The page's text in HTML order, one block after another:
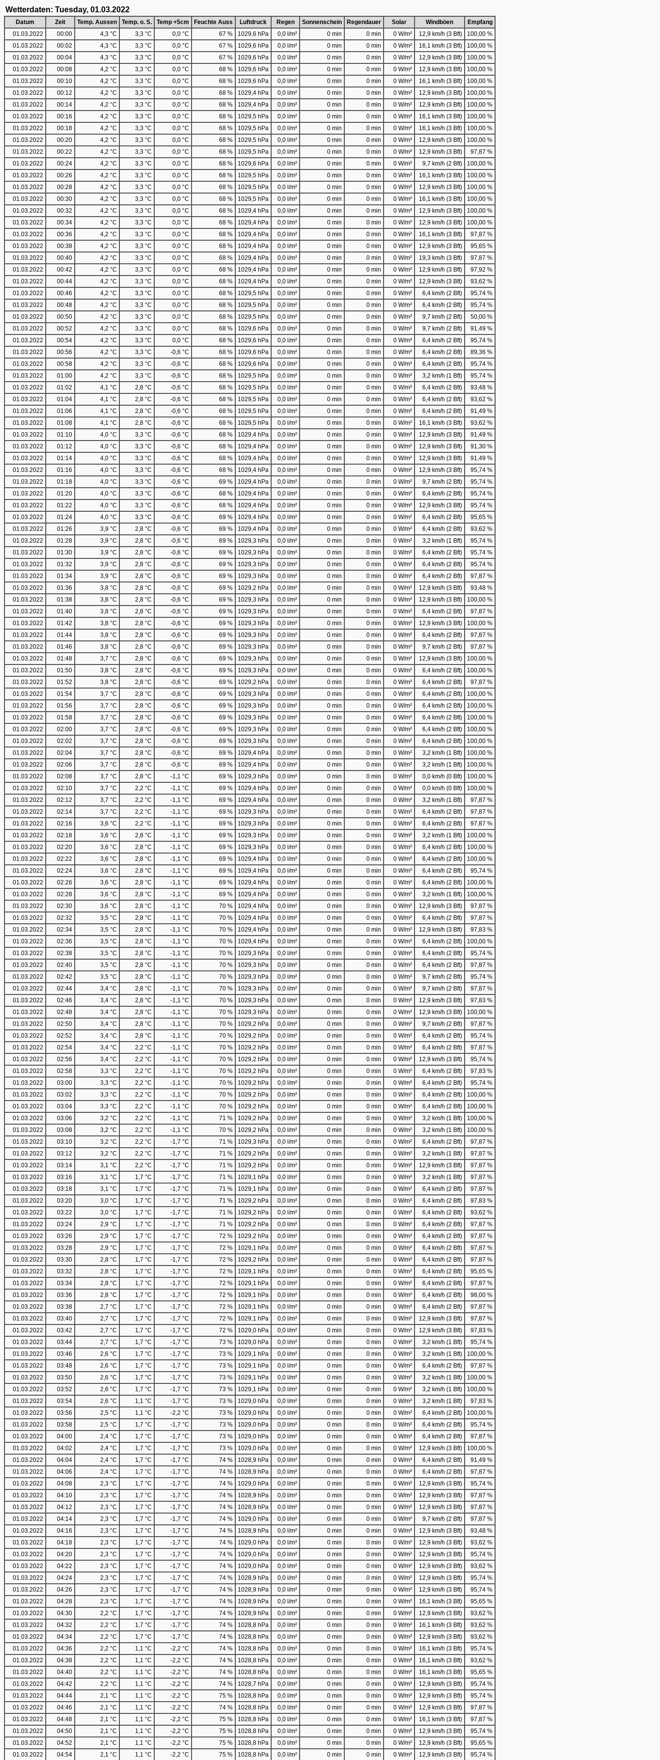
Wetterdaten: Tuesday, 01.03.2022
Datum Zeit Temp. Aussen Temp. o. S. Temp +5cm Feuchte Auss Luftdruck Regen Sonnenschein Regendauer Solar Windböen
Empfang
01.03.2022
00:00 4,3 °C 3,3 °C 0,0 °C 67 % 1029,6 hPa 0,0 l/m² 0 min 0 min 0 W/m² 12,9 km/h (3 Bft)
100,00 %
01.03.2022
00:02 4,3 °C 3,3 °C 0,0 °C 67 % 1029,6 hPa 0,0 l/m² 0 min 0 min 0 W/m² 16,1 km/h (3 Bft)
100,00 %
01.03.2022
00:04 4,3 °C 3,3 °C 0,0 °C 67 % 1029,6 hPa 0,0 l/m² 0 min 0 min 0 W/m² 12,9 km/h (3 Bft)
100,00 %
01.03.2022
00:08 4,2 °C 3,3 °C 0,0 °C 68 % 1029,6 hPa 0,0 l/m² 0 min 0 min 0 W/m² 12,9 km/h (3 Bft)
100,00 %
01.03.2022
00:10 4,2 °C 3,3 °C 0,0 °C 68 % 1029,6 hPa 0,0 l/m² 0 min 0 min 0 W/m² 16,1 km/h (3 Bft)
100,00 %
01.03.2022
00:12 4,2 °C 3,3 °C 0,0 °C 68 % 1029,4 hPa 0,0 l/m² 0 min 0 min 0 W/m² 12,9 km/h (3 Bft)
100,00 %
01.03.2022
00:14 4,2 °C 3,3 °C 0,0 °C 68 % 1029,4 hPa 0,0 l/m² 0 min 0 min 0 W/m² 12,9 km/h (3 Bft)
100,00 %
01.03.2022
00:16 4,2 °C 3,3 °C 0,0 °C 68 % 1029,5 hPa 0,0 l/m² 0 min 0 min 0 W/m² 16,1 km/h (3 Bft)
100,00 %
01.03.2022
00:18 4,2 °C 3,3 °C 0,0 °C 68 % 1029,5 hPa 0,0 l/m² 0 min 0 min 0 W/m² 16,1 km/h (3 Bft)
100,00 %
01.03.2022
00:20 4,2 °C 3,3 °C 0,0 °C 68 % 1029,5 hPa 0,0 l/m² 0 min 0 min 0 W/m² 12,9 km/h (3 Bft)
100,00 %
01.03.2022
00:22 4,2 °C 3,3 °C 0,0 °C 68 % 1029,5 hPa 0,0 l/m² 0 min 0 min 0 W/m² 12,9 km/h (3 Bft)
97,87 %
01.03.2022
00:24 4,2 °C 3,3 °C 0,0 °C 68 % 1029,6 hPa 0,0 l/m² 0 min 0 min 0 W/m² 9,7 km/h (2 Bft)
100,00 %
01.03.2022
00:26 4,2 °C 3,3 °C 0,0 °C 68 % 1029,5 hPa 0,0 l/m² 0 min 0 min 0 W/m² 16,1 km/h (3 Bft)
100,00 %
01.03.2022
00:28 4,2 °C 3,3 °C 0,0 °C 68 % 1029,5 hPa 0,0 l/m² 0 min 0 min 0 W/m² 12,9 km/h (3 Bft)
100,00 %
01.03.2022
00:30 4,2 °C 3,3 °C 0,0 °C 68 % 1029,5 hPa 0,0 l/m² 0 min 0 min 0 W/m² 16,1 km/h (3 Bft)
100,00 %
01.03.2022
00:32 4,2 °C 3,3 °C 0,0 °C 68 % 1029,4 hPa 0,0 l/m² 0 min 0 min 0 W/m² 12,9 km/h (3 Bft)
100,00 %
01.03.2022
00:34 4,2 °C 3,3 °C 0,0 °C 68 % 1029,4 hPa 0,0 l/m² 0 min 0 min 0 W/m² 12,9 km/h (3 Bft)
100,00 %
01.03.2022
00:36 4,2 °C 3,3 °C 0,0 °C 68 % 1029,4 hPa 0,0 l/m² 0 min 0 min 0 W/m² 16,1 km/h (3 Bft)
97,87 %
01.03.2022
00:38 4,2 °C 3,3 °C 0,0 °C 68 % 1029,4 hPa 0,0 l/m² 0 min 0 min 0 W/m² 12,9 km/h (3 Bft)
95,65 %
01.03.2022
00:40 4,2 °C 3,3 °C 0,0 °C 68 % 1029,4 hPa 0,0 l/m² 0 min 0 min 0 W/m² 19,3 km/h (3 Bft)
97,87 %
01.03.2022
00:42 4,2 °C 3,3 °C 0,0 °C 68 % 1029,4 hPa 0,0 l/m² 0 min 0 min 0 W/m² 12,9 km/h (3 Bft)
97,92 %
01.03.2022
00:44 4,2 °C 3,3 °C 0,0 °C 68 % 1029,4 hPa 0,0 l/m² 0 min 0 min 0 W/m² 12,9 km/h (3 Bft)
93,62 %
01.03.2022
00:46 4,2 °C 3,3 °C 0,0 °C 68 % 1029,5 hPa 0,0 l/m² 0 min 0 min 0 W/m² 6,4 km/h (2 Bft)
95,74 %
01.03.2022
00:48 4,2 °C 3,3 °C 0,0 °C 68 % 1029,5 hPa 0,0 l/m² 0 min 0 min 0 W/m² 6,4 km/h (2 Bft)
95,74 %
01.03.2022
00:50 4,2 °C 3,3 °C 0,0 °C 68 % 1029,5 hPa 0,0 l/m² 0 min 0 min 0 W/m² 9,7 km/h (2 Bft)
50,00 %
01.03.2022
00:52 4,2 °C 3,3 °C 0,0 °C 68 % 1029,6 hPa 0,0 l/m² 0 min 0 min 0 W/m² 9,7 km/h (2 Bft)
91,49 %
01.03.2022
00:54 4,2 °C 3,3 °C 0,0 °C 68 % 1029,6 hPa 0,0 l/m² 0 min 0 min 0 W/m² 6,4 km/h (2 Bft)
95,74 %
01.03.2022
00:56 4,2 °C 3,3 °C -0,6 °C 68 % 1029,6 hPa 0,0 l/m² 0 min 0 min 0 W/m² 6,4 km/h (2 Bft)
89,36 %
01.03.2022
00:58 4,2 °C 3,3 °C -0,6 °C 68 % 1029,6 hPa 0,0 l/m² 0 min 0 min 0 W/m² 6,4 km/h (2 Bft)
95,74 %
01.03.2022
01:00 4,2 °C 3,3 °C -0,6 °C 68 % 1029,5 hPa 0,0 l/m² 0 min 0 min 0 W/m² 3,2 km/h (1 Bft)
95,74 %
01.03.2022
01:02 4,1 °C 2,8 °C -0,6 °C 68 % 1029,5 hPa 0,0 l/m² 0 min 0 min 0 W/m² 6,4 km/h (2 Bft)
93,48 %
01.03.2022
01:04 4,1 °C 2,8 °C -0,6 °C 68 % 1029,5 hPa 0,0 l/m² 0 min 0 min 0 W/m² 6,4 km/h (2 Bft)
93,62 %
01.03.2022
01:06 4,1 °C 2,8 °C -0,6 °C 68 % 1029,5 hPa 0,0 l/m² 0 min 0 min 0 W/m² 6,4 km/h (2 Bft)
91,49 %
01.03.2022
01:08 4,1 °C 2,8 °C -0,6 °C 68 % 1029,5 hPa 0,0 l/m² 0 min 0 min 0 W/m² 16,1 km/h (3 Bft)
93,62 %
01.03.2022
01:10 4,0 °C 3,3 °C -0,6 °C 68 % 1029,4 hPa 0,0 l/m² 0 min 0 min 0 W/m² 12,9 km/h (3 Bft)
91,49 %
01.03.2022
01:12 4,0 °C 3,3 °C -0,6 °C 68 % 1029,4 hPa 0,0 l/m² 0 min 0 min 0 W/m² 12,9 km/h (3 Bft)
91,30 %
01.03.2022
01:14 4,0 °C 3,3 °C -0,6 °C 68 % 1029,4 hPa 0,0 l/m² 0 min 0 min 0 W/m² 12,9 km/h (3 Bft)
91,49 %
01.03.2022
01:16 4,0 °C 3,3 °C -0,6 °C 68 % 1029,4 hPa 0,0 l/m² 0 min 0 min 0 W/m² 12,9 km/h (3 Bft)
95,74 %
01.03.2022
01:18 4,0 °C 3,3 °C -0,6 °C 69 % 1029,4 hPa 0,0 l/m² 0 min 0 min 0 W/m² 9,7 km/h (2 Bft)
95,74 %
01.03.2022
01:20 4,0 °C 3,3 °C -0,6 °C 68 % 1029,4 hPa 0,0 l/m² 0 min 0 min 0 W/m² 6,4 km/h (2 Bft)
95,74 %
01.03.2022
01:22 4,0 °C 3,3 °C -0,6 °C 68 % 1029,4 hPa 0,0 l/m² 0 min 0 min 0 W/m² 12,9 km/h (3 Bft)
95,74 %
01.03.2022
01:24 4,0 °C 3,3 °C -0,6 °C 69 % 1029,4 hPa 0,0 l/m² 0 min 0 min 0 W/m² 6,4 km/h (2 Bft)
95,65 %
01.03.2022
01:26 3,9 °C 2,8 °C -0,6 °C 69 % 1029,4 hPa 0,0 l/m² 0 min 0 min 0 W/m² 6,4 km/h (2 Bft)
93,62 %
01.03.2022
01:28 3,9 °C 2,8 °C -0,6 °C 69 % 1029,3 hPa 0,0 l/m² 0 min 0 min 0 W/m² 3,2 km/h (1 Bft)
95,74 %
01.03.2022
01:30 3,9 °C 2,8 °C -0,6 °C 69 % 1029,3 hPa 0,0 l/m² 0 min 0 min 0 W/m² 6,4 km/h (2 Bft)
95,74 %
01.03.2022
01:32 3,9 °C 2,8 °C -0,6 °C 69 % 1029,3 hPa 0,0 l/m² 0 min 0 min 0 W/m² 6,4 km/h (2 Bft)
95,74 %
01.03.2022
01:34 3,9 °C 2,8 °C -0,6 °C 69 % 1029,3 hPa 0,0 l/m² 0 min 0 min 0 W/m² 6,4 km/h (2 Bft)
97,87 %
01.03.2022
01:36 3,8 °C 2,8 °C -0,6 °C 69 % 1029,2 hPa 0,0 l/m² 0 min 0 min 0 W/m² 12,9 km/h (3 Bft)
93,48 %
01.03.2022
01:38 3,8 °C 2,8 °C -0,6 °C 69 % 1029,3 hPa 0,0 l/m² 0 min 0 min 0 W/m² 12,9 km/h (3 Bft)
100,00 %
01.03.2022
01:40 3,8 °C 2,8 °C -0,6 °C 69 % 1029,3 hPa 0,0 l/m² 0 min 0 min 0 W/m² 6,4 km/h (2 Bft)
97,87 %
01.03.2022
01:42 3,8 °C 2,8 °C -0,6 °C 69 % 1029,3 hPa 0,0 l/m² 0 min 0 min 0 W/m² 12,9 km/h (3 Bft)
100,00 %
01.03.2022
01:44 3,8 °C 2,8 °C -0,6 °C 69 % 1029,3 hPa 0,0 l/m² 0 min 0 min 0 W/m² 6,4 km/h (2 Bft)
97,87 %
01.03.2022
01:46 3,8 °C 2,8 °C -0,6 °C 69 % 1029,3 hPa 0,0 l/m² 0 min 0 min 0 W/m² 9,7 km/h (2 Bft)
97,87 %
01.03.2022
01:48 3,7 °C 2,8 °C -0,6 °C 69 % 1029,3 hPa 0,0 l/m² 0 min 0 min 0 W/m² 12,9 km/h (3 Bft)
100,00 %
01.03.2022
01:50 3,8 °C 2,8 °C -0,6 °C 69 % 1029,3 hPa 0,0 l/m² 0 min 0 min 0 W/m² 6,4 km/h (2 Bft)
100,00 %
01.03.2022
01:52 3,8 °C 2,8 °C -0,6 °C 69 % 1029,2 hPa 0,0 l/m² 0 min 0 min 0 W/m² 6,4 km/h (2 Bft)
97,87 %
01.03.2022
01:54 3,7 °C 2,8 °C -0,6 °C 69 % 1029,3 hPa 0,0 l/m² 0 min 0 min 0 W/m² 6,4 km/h (2 Bft)
100,00 %
01.03.2022
01:56 3,7 °C 2,8 °C -0,6 °C 69 % 1029,3 hPa 0,0 l/m² 0 min 0 min 0 W/m² 6,4 km/h (2 Bft)
100,00 %
01.03.2022
01:58 3,7 °C 2,8 °C -0,6 °C 69 % 1029,3 hPa 0,0 l/m² 0 min 0 min 0 W/m² 6,4 km/h (2 Bft)
100,00 %
01.03.2022
02:00 3,7 °C 2,8 °C -0,6 °C 69 % 1029,3 hPa 0,0 l/m² 0 min 0 min 0 W/m² 6,4 km/h (2 Bft)
100,00 %
01.03.2022
02:02 3,7 °C 2,8 °C -0,6 °C 69 % 1029,3 hPa 0,0 l/m² 0 min 0 min 0 W/m² 6,4 km/h (2 Bft)
100,00 %
01.03.2022
02:04 3,7 °C 2,8 °C -0,6 °C 69 % 1029,4 hPa 0,0 l/m² 0 min 0 min 0 W/m² 3,2 km/h (1 Bft)
100,00 %
01.03.2022
02:06 3,7 °C 2,8 °C -0,6 °C 69 % 1029,4 hPa 0,0 l/m² 0 min 0 min 0 W/m² 3,2 km/h (1 Bft)
100,00 %
01.03.2022
02:08 3,7 °C 2,8 °C -1,1 °C 69 % 1029,3 hPa 0,0 l/m² 0 min 0 min 0 W/m² 0,0 km/h (0 Bft)
100,00 %
01.03.2022
02:10 3,7 °C 2,2 °C -1,1 °C 69 % 1029,4 hPa 0,0 l/m² 0 min 0 min 0 W/m² 0,0 km/h (0 Bft)
100,00 %
01.03.2022
02:12 3,7 °C 2,2 °C -1,1 °C 69 % 1029,4 hPa 0,0 l/m² 0 min 0 min 0 W/m² 3,2 km/h (1 Bft)
97,87 %
01.03.2022
02:14 3,7 °C 2,2 °C -1,1 °C 69 % 1029,3 hPa 0,0 l/m² 0 min 0 min 0 W/m² 6,4 km/h (2 Bft)
97,87 %
01.03.2022
02:16 3,6 °C 2,2 °C -1,1 °C 69 % 1029,3 hPa 0,0 l/m² 0 min 0 min 0 W/m² 6,4 km/h (2 Bft)
97,87 %
01.03.2022
02:18 3,6 °C 2,8 °C -1,1 °C 69 % 1029,3 hPa 0,0 l/m² 0 min 0 min 0 W/m² 3,2 km/h (1 Bft)
100,00 %
01.03.2022
02:20 3,6 °C 2,8 °C -1,1 °C 69 % 1029,3 hPa 0,0 l/m² 0 min 0 min 0 W/m² 6,4 km/h (2 Bft)
100,00 %
01.03.2022
02:22 3,6 °C 2,8 °C -1,1 °C 69 % 1029,4 hPa 0,0 l/m² 0 min 0 min 0 W/m² 6,4 km/h (2 Bft)
100,00 %
01.03.2022
02:24 3,6 °C 2,8 °C -1,1 °C 69 % 1029,4 hPa 0,0 l/m² 0 min 0 min 0 W/m² 6,4 km/h (2 Bft)
95,74 %
01.03.2022
02:26 3,6 °C 2,8 °C -1,1 °C 69 % 1029,4 hPa 0,0 l/m² 0 min 0 min 0 W/m² 6,4 km/h (2 Bft)
100,00 %
01.03.2022
02:28 3,6 °C 2,8 °C -1,1 °C 69 % 1029,4 hPa 0,0 l/m² 0 min 0 min 0 W/m² 3,2 km/h (1 Bft)
100,00 %
01.03.2022
02:30 3,6 °C 2,8 °C -1,1 °C 70 % 1029,4 hPa 0,0 l/m² 0 min 0 min 0 W/m² 12,9 km/h (3 Bft)
97,87 %
01.03.2022
02:32 3,5 °C 2,8 °C -1,1 °C 70 % 1029,4 hPa 0,0 l/m² 0 min 0 min 0 W/m² 6,4 km/h (2 Bft)
97,87 %
01.03.2022
02:34 3,5 °C 2,8 °C -1,1 °C 70 % 1029,4 hPa 0,0 l/m² 0 min 0 min 0 W/m² 12,9 km/h (3 Bft)
97,83 %
01.03.2022
02:36 3,5 °C 2,8 °C -1,1 °C 70 % 1029,4 hPa 0,0 l/m² 0 min 0 min 0 W/m² 6,4 km/h (2 Bft)
100,00 %
01.03.2022
02:38 3,5 °C 2,8 °C -1,1 °C 70 % 1029,3 hPa 0,0 l/m² 0 min 0 min 0 W/m² 6,4 km/h (2 Bft)
95,74 %
01.03.2022
02:40 3,5 °C 2,8 °C -1,1 °C 70 % 1029,3 hPa 0,0 l/m² 0 min 0 min 0 W/m² 6,4 km/h (2 Bft)
97,87 %
01.03.2022
02:42 3,5 °C 2,8 °C -1,1 °C 70 % 1029,3 hPa 0,0 l/m² 0 min 0 min 0 W/m² 9,7 km/h (2 Bft)
95,74 %
01.03.2022
02:44 3,4 °C 2,8 °C -1,1 °C 70 % 1029,3 hPa 0,0 l/m² 0 min 0 min 0 W/m² 9,7 km/h (2 Bft)
97,87 %
01.03.2022
02:46 3,4 °C 2,8 °C -1,1 °C 70 % 1029,3 hPa 0,0 l/m² 0 min 0 min 0 W/m² 12,9 km/h (3 Bft)
97,83 %
01.03.2022
02:48 3,4 °C 2,8 °C -1,1 °C 70 % 1029,3 hPa 0,0 l/m² 0 min 0 min 0 W/m² 12,9 km/h (3 Bft)
100,00 %
01.03.2022
02:50 3,4 °C 2,8 °C -1,1 °C 70 % 1029,2 hPa 0,0 l/m² 0 min 0 min 0 W/m² 9,7 km/h (2 Bft)
97,87 %
01.03.2022
02:52 3,4 °C 2,8 °C -1,1 °C 70 % 1029,2 hPa 0,0 l/m² 0 min 0 min 0 W/m² 6,4 km/h (2 Bft)
95,74 %
01.03.2022
02:54 3,4 °C 2,2 °C -1,1 °C 70 % 1029,2 hPa 0,0 l/m² 0 min 0 min 0 W/m² 6,4 km/h (2 Bft)
97,87 %
01.03.2022
02:56 3,4 °C 2,2 °C -1,1 °C 70 % 1029,2 hPa 0,0 l/m² 0 min 0 min 0 W/m² 12,9 km/h (3 Bft)
95,74 %
01.03.2022
02:58 3,3 °C 2,2 °C -1,1 °C 70 % 1029,2 hPa 0,0 l/m² 0 min 0 min 0 W/m² 6,4 km/h (2 Bft)
97,83 %
01.03.2022
03:00 3,3 °C 2,2 °C -1,1 °C 70 % 1029,2 hPa 0,0 l/m² 0 min 0 min 0 W/m² 6,4 km/h (2 Bft)
95,74 %
01.03.2022
03:02 3,3 °C 2,2 °C -1,1 °C 70 % 1029,2 hPa 0,0 l/m² 0 min 0 min 0 W/m² 6,4 km/h (2 Bft)
100,00 %
01.03.2022
03:04 3,3 °C 2,2 °C -1,1 °C 70 % 1029,2 hPa 0,0 l/m² 0 min 0 min 0 W/m² 6,4 km/h (2 Bft)
100,00 %
01.03.2022
03:06 3,2 °C 2,2 °C -1,1 °C 71 % 1029,2 hPa 0,0 l/m² 0 min 0 min 0 W/m² 3,2 km/h (1 Bft)
100,00 %
01.03.2022
03:08 3,2 °C 2,2 °C -1,1 °C 70 % 1029,2 hPa 0,0 l/m² 0 min 0 min 0 W/m² 3,2 km/h (1 Bft)
100,00 %
01.03.2022
03:10 3,2 °C 2,2 °C -1,7 °C 71 % 1029,3 hPa 0,0 l/m² 0 min 0 min 0 W/m² 6,4 km/h (2 Bft)
97,87 %
01.03.2022
03:12 3,2 °C 2,2 °C -1,7 °C 71 % 1029,2 hPa 0,0 l/m² 0 min 0 min 0 W/m² 3,2 km/h (1 Bft)
97,87 %
01.03.2022
03:14 3,1 °C 2,2 °C -1,7 °C 71 % 1029,2 hPa 0,0 l/m² 0 min 0 min 0 W/m² 12,9 km/h (3 Bft)
97,87 %
01.03.2022
03:16 3,1 °C 1,7 °C -1,7 °C 71 % 1029,1 hPa 0,0 l/m² 0 min 0 min 0 W/m² 3,2 km/h (1 Bft)
97,87 %
01.03.2022
03:18 3,1 °C 1,7 °C -1,7 °C 71 % 1029,1 hPa 0,0 l/m² 0 min 0 min 0 W/m² 6,4 km/h (2 Bft)
97,87 %
01.03.2022
03:20 3,0 °C 1,7 °C -1,7 °C 71 % 1029,2 hPa 0,0 l/m² 0 min 0 min 0 W/m² 6,4 km/h (2 Bft)
97,83 %
01.03.2022
03:22 3,0 °C 1,7 °C -1,7 °C 71 % 1029,2 hPa 0,0 l/m² 0 min 0 min 0 W/m² 6,4 km/h (2 Bft)
93,62 %
01.03.2022
03:24 2,9 °C 1,7 °C -1,7 °C 71 % 1029,2 hPa 0,0 l/m² 0 min 0 min 0 W/m² 6,4 km/h (2 Bft)
97,87 %
01.03.2022
03:26 2,9 °C 1,7 °C -1,7 °C 72 % 1029,2 hPa 0,0 l/m² 0 min 0 min 0 W/m² 6,4 km/h (2 Bft)
97,87 %
01.03.2022
03:28 2,9 °C 1,7 °C -1,7 °C 72 % 1029,1 hPa 0,0 l/m² 0 min 0 min 0 W/m² 6,4 km/h (2 Bft)
97,87 %
01.03.2022
03:30 2,8 °C 1,7 °C -1,7 °C 72 % 1029,2 hPa 0,0 l/m² 0 min 0 min 0 W/m² 6,4 km/h (2 Bft)
97,87 %
01.03.2022
03:32 2,8 °C 1,7 °C -1,7 °C 72 % 1029,1 hPa 0,0 l/m² 0 min 0 min 0 W/m² 6,4 km/h (2 Bft)
95,65 %
01.03.2022
03:34 2,8 °C 1,7 °C -1,7 °C 72 % 1029,1 hPa 0,0 l/m² 0 min 0 min 0 W/m² 6,4 km/h (2 Bft)
97,87 %
01.03.2022
03:36 2,8 °C 1,7 °C -1,7 °C 72 % 1029,1 hPa 0,0 l/m² 0 min 0 min 0 W/m² 6,4 km/h (2 Bft)
98,00 %
01.03.2022
03:38 2,7 °C 1,7 °C -1,7 °C 72 % 1029,1 hPa 0,0 l/m² 0 min 0 min 0 W/m² 6,4 km/h (2 Bft)
97,87 %
01.03.2022
03:40 2,7 °C 1,7 °C -1,7 °C 72 % 1029,1 hPa 0,0 l/m² 0 min 0 min 0 W/m² 12,9 km/h (3 Bft)
97,87 %
01.03.2022
03:42 2,7 °C 1,7 °C -1,7 °C 72 % 1029,0 hPa 0,0 l/m² 0 min 0 min 0 W/m² 12,9 km/h (3 Bft)
97,83 %
01.03.2022
03:44 2,7 °C 1,7 °C -1,7 °C 73 % 1029,0 hPa 0,0 l/m² 0 min 0 min 0 W/m² 3,2 km/h (1 Bft)
95,74 %
01.03.2022
03:46 2,6 °C 1,7 °C -1,7 °C 73 % 1029,1 hPa 0,0 l/m² 0 min 0 min 0 W/m² 3,2 km/h (1 Bft)
100,00 %
01.03.2022
03:48 2,6 °C 1,7 °C -1,7 °C 73 % 1029,1 hPa 0,0 l/m² 0 min 0 min 0 W/m² 6,4 km/h (2 Bft)
97,87 %
01.03.2022
03:50 2,6 °C 1,7 °C -1,7 °C 73 % 1029,1 hPa 0,0 l/m² 0 min 0 min 0 W/m² 3,2 km/h (1 Bft)
100,00 %
01.03.2022
03:52 2,6 °C 1,7 °C -1,7 °C 73 % 1029,1 hPa 0,0 l/m² 0 min 0 min 0 W/m² 3,2 km/h (1 Bft)
100,00 %
01.03.2022
03:54 2,6 °C 1,1 °C -1,7 °C 73 % 1029,0 hPa 0,0 l/m² 0 min 0 min 0 W/m² 3,2 km/h (1 Bft)
97,83 %
01.03.2022
03:56 2,5 °C 1,1 °C -2,2 °C 73 % 1029,0 hPa 0,0 l/m² 0 min 0 min 0 W/m² 6,4 km/h (2 Bft)
100,00 %
01.03.2022
03:58 2,5 °C 1,7 °C -1,7 °C 73 % 1029,0 hPa 0,0 l/m² 0 min 0 min 0 W/m² 6,4 km/h (2 Bft)
95,74 %
01.03.2022
04:00 2,4 °C 1,7 °C -1,7 °C 73 % 1029,0 hPa 0,0 l/m² 0 min 0 min 0 W/m² 6,4 km/h (2 Bft)
97,87 %
01.03.2022
04:02 2,4 °C 1,7 °C -1,7 °C 73 % 1029,0 hPa 0,0 l/m² 0 min 0 min 0 W/m² 12,9 km/h (3 Bft)
100,00 %
01.03.2022
04:04 2,4 °C 1,7 °C -1,7 °C 74 % 1028,9 hPa 0,0 l/m² 0 min 0 min 0 W/m² 6,4 km/h (2 Bft)
91,49 %
01.03.2022
04:06 2,4 °C 1,7 °C -1,7 °C 74 % 1028,9 hPa 0,0 l/m² 0 min 0 min 0 W/m² 6,4 km/h (2 Bft)
97,87 %
01.03.2022
04:08 2,3 °C 1,7 °C -1,7 °C 74 % 1029,0 hPa 0,0 l/m² 0 min 0 min 0 W/m² 12,9 km/h (3 Bft)
95,74 %
01.03.2022
04:10 2,3 °C 1,7 °C -1,7 °C 74 % 1028,9 hPa 0,0 l/m² 0 min 0 min 0 W/m² 12,9 km/h (3 Bft)
97,87 %
01.03.2022
04:12 2,3 °C 1,7 °C -1,7 °C 74 % 1028,9 hPa 0,0 l/m² 0 min 0 min 0 W/m² 12,9 km/h (3 Bft)
97,87 %
01.03.2022
04:14 2,3 °C 1,7 °C -1,7 °C 74 % 1029,0 hPa 0,0 l/m² 0 min 0 min 0 W/m² 9,7 km/h (2 Bft)
97,87 %
01.03.2022
04:16 2,3 °C 1,7 °C -1,7 °C 74 % 1028,9 hPa 0,0 l/m² 0 min 0 min 0 W/m² 12,9 km/h (3 Bft)
93,48 %
01.03.2022
04:18 2,3 °C 1,7 °C -1,7 °C 74 % 1029,0 hPa 0,0 l/m² 0 min 0 min 0 W/m² 12,9 km/h (3 Bft)
93,62 %
01.03.2022
04:20 2,3 °C 1,7 °C -1,7 °C 74 % 1029,0 hPa 0,0 l/m² 0 min 0 min 0 W/m² 12,9 km/h (3 Bft)
95,74 %
01.03.2022
04:22 2,3 °C 1,7 °C -1,7 °C 74 % 1029,0 hPa 0,0 l/m² 0 min 0 min 0 W/m² 12,9 km/h (3 Bft)
93,62 %
01.03.2022
04:24 2,3 °C 1,7 °C -1,7 °C 74 % 1028,9 hPa 0,0 l/m² 0 min 0 min 0 W/m² 12,9 km/h (3 Bft)
95,74 %
01.03.2022
04:26 2,3 °C 1,7 °C -1,7 °C 74 % 1028,9 hPa 0,0 l/m² 0 min 0 min 0 W/m² 12,9 km/h (3 Bft)
95,74 %
01.03.2022
04:28 2,3 °C 1,7 °C -1,7 °C 74 % 1028,9 hPa 0,0 l/m² 0 min 0 min 0 W/m² 16,1 km/h (3 Bft)
95,65 %
01.03.2022
04:30 2,2 °C 1,7 °C -1,7 °C 74 % 1028,9 hPa 0,0 l/m² 0 min 0 min 0 W/m² 12,9 km/h (3 Bft)
93,62 %
01.03.2022
04:32 2,2 °C 1,7 °C -1,7 °C 74 % 1028,8 hPa 0,0 l/m² 0 min 0 min 0 W/m² 16,1 km/h (3 Bft)
93,62 %
01.03.2022
04:34 2,2 °C 1,7 °C -1,7 °C 74 % 1028,8 hPa 0,0 l/m² 0 min 0 min 0 W/m² 12,9 km/h (3 Bft)
93,62 %
01.03.2022
04:36 2,2 °C 1,1 °C -2,2 °C 74 % 1028,8 hPa 0,0 l/m² 0 min 0 min 0 W/m² 16,1 km/h (3 Bft)
95,74 %
01.03.2022
04:38 2,2 °C 1,1 °C -2,2 °C 74 % 1028,8 hPa 0,0 l/m² 0 min 0 min 0 W/m² 16,1 km/h (3 Bft)
93,62 %
01.03.2022
04:40 2,2 °C 1,1 °C -2,2 °C 74 % 1028,8 hPa 0,0 l/m² 0 min 0 min 0 W/m² 16,1 km/h (3 Bft)
95,65 %
01.03.2022
04:42 2,2 °C 1,1 °C -2,2 °C 74 % 1028,7 hPa 0,0 l/m² 0 min 0 min 0 W/m² 12,9 km/h (3 Bft)
95,74 %
01.03.2022
04:44 2,1 °C 1,1 °C -2,2 °C 75 % 1028,8 hPa 0,0 l/m² 0 min 0 min 0 W/m² 12,9 km/h (3 Bft)
95,74 %
01.03.2022
04:46 2,1 °C 1,1 °C -2,2 °C 74 % 1028,8 hPa 0,0 l/m² 0 min 0 min 0 W/m² 12,9 km/h (3 Bft)
97,87 %
01.03.2022
04:48 2,1 °C 1,1 °C -2,2 °C 75 % 1028,8 hPa 0,0 l/m² 0 min 0 min 0 W/m² 16,1 km/h (3 Bft)
97,87 %
01.03.2022
04:50 2,1 °C 1,1 °C -2,2 °C 75 % 1028,8 hPa 0,0 l/m² 0 min 0 min 0 W/m² 12,9 km/h (3 Bft)
95,74 %
01.03.2022
04:52 2,1 °C 1,1 °C -2,2 °C 75 % 1028,8 hPa 0,0 l/m² 0 min 0 min 0 W/m² 12,9 km/h (3 Bft)
95,65 %
01.03.2022
04:54 2,1 °C 1,1 °C -2,2 °C 75 % 1028,8 hPa 0,0 l/m² 0 min 0 min 0 W/m² 12,9 km/h (3 Bft) 95,74 %